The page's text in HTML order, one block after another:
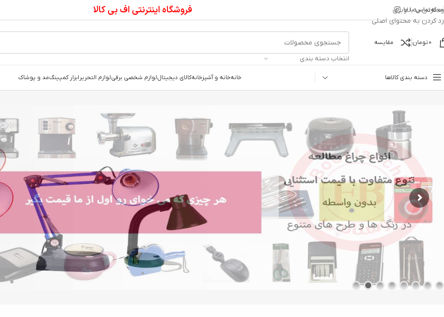
رد کردن به ناوبری
رد کردن به محتوای اصلی
مجلهتماس با ما فروشگاه اینترنتی اف بی کالا
0تومان مقایسه
انتخاب دسته بندی
دسته بندی کالاها خانهخانه و آشپزخانهکالای دیجیتاللوازم شخصی برقیلوازم التحریر ابزار کمپینگمد و پوشاک